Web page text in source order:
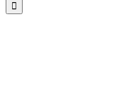
索